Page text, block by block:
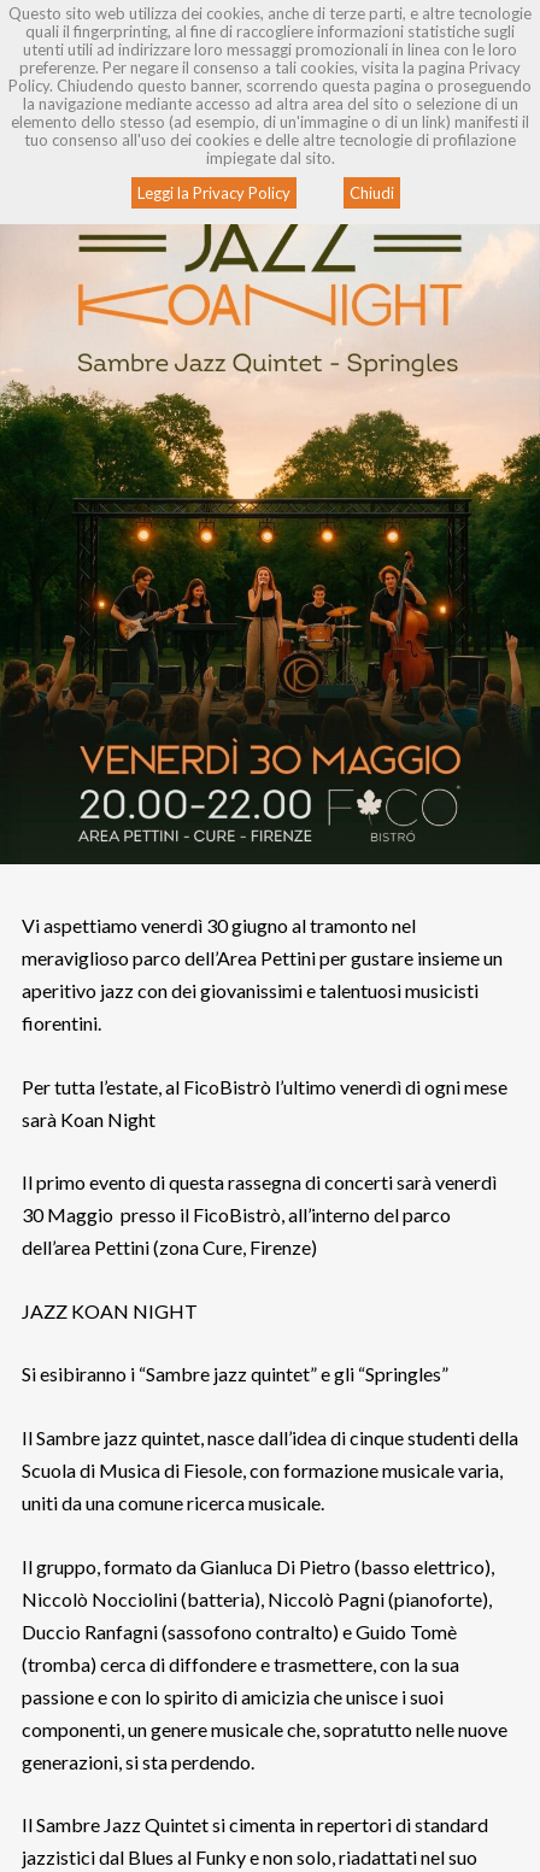
CHI SIAMO
SALE PROVA
REC AUDIO
REC VIDEO
NOLEGGIO
BLOG
CONTATTI
Jazz Koan Night
Mattia Garofoli Eventi
Vi aspettiamo venerdì 30 giugno al tramonto nel
meraviglioso parco dell’Area Pettini per gustare insieme un
aperitivo jazz con dei giovanissimi e talentuosi musicisti
fiorentini.
Per tutta l’estate, al FicoBistrò l’ultimo venerdì di ogni mese
sarà Koan Night
Il primo evento di questa rassegna di concerti sarà venerdì
30 Maggio presso il FicoBistrò, all’interno del parco
dell’area Pettini (zona Cure, Firenze)
JAZZ KOAN NIGHT
Si esibiranno i “Sambre jazz quintet” e gli “Springles”
Il Sambre jazz quintet, nasce dall’idea di cinque studenti della
Scuola di Musica di Fiesole, con formazione musicale varia,
uniti da una comune ricerca musicale.
Il gruppo, formato da Gianluca Di Pietro (basso elettrico),
Niccolò Nocciolini (batteria), Niccolò Pagni (pianoforte),
Duccio Ranfagni (sassofono contralto) e Guido Tomè
(tromba) cerca di diffondere e trasmettere, con la sua
passione e con lo spirito di amicizia che unisce i suoi
componenti, un genere musicale che, sopratutto nelle nuove
generazioni, si sta perdendo.
Il Sambre Jazz Quintet si cimenta in repertori di standard
jazzistici dal Blues al Funky e non solo, riadattati nel suo
Questo sito web utilizza dei cookies, anche di terze parti, e altre tecnologie
quali il fingerprinting, al fine di raccogliere informazioni statistiche sugli
utenti utili ad indirizzare loro messaggi promozionali in linea con le loro
preferenze. Per negare il consenso a tali cookies, visita la pagina Privacy
Policy. Chiudendo questo banner, scorrendo questa pagina o proseguendo
la navigazione mediante accesso ad altra area del sito o selezione di un
elemento dello stesso (ad esempio, di un'immagine o di un link) manifesti il
tuo consenso all'uso dei cookies e delle altre tecnologie di profilazione
impiegate dal sito.
Leggi la Privacy Policy
Chiudi